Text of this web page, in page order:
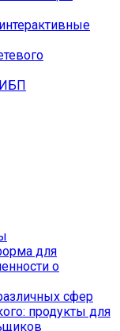
для
о
сфер
продукты для